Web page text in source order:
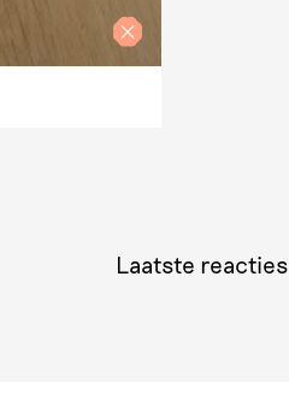
Laatste reacties